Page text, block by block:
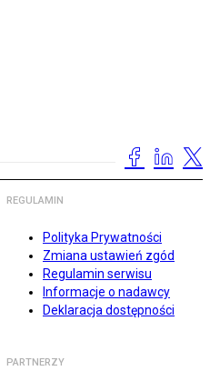
REGULAMIN
Polityka Prywatności
Zmiana ustawień zgód
Regulamin serwisu
Informacje o nadawcy
Deklaracja dostępności
PARTNERZY